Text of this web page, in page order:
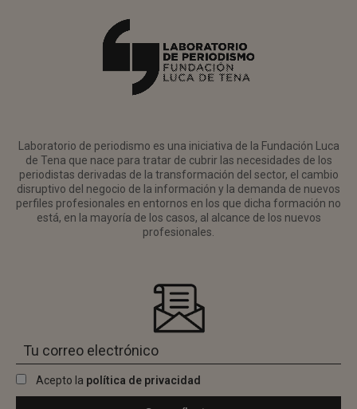
Laboratorio de periodismo es una iniciativa de la Fundación Luca
de Tena que nace para tratar de cubrir las necesidades de los
periodistas derivadas de la transformación del sector, el cambio
disruptivo del negocio de la información y la demanda de nuevos
perfiles profesionales en entornos en los que dicha formación no
está, en la mayoría de los casos, al alcance de los nuevos
profesionales.
Acepto la política de privacidad